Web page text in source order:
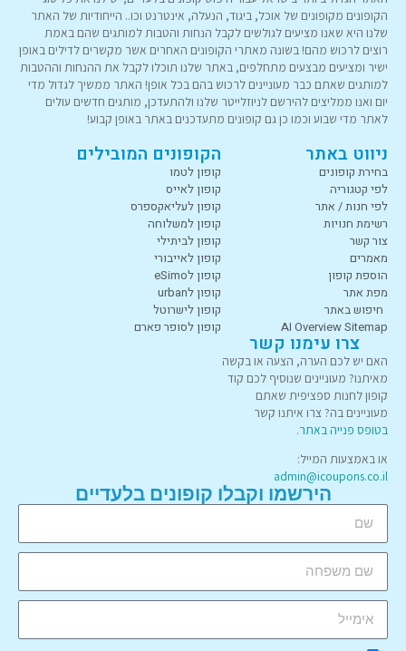
הקופונים מקופונים של אוכל, ביגוד, הנעלה, אינטרנט וכו.. הייחודיות של האתר
שלנו היא שאנו מציעים לגולשים לקבל הנחות והטבות למותגים שהם באמת
רוצים לרכוש מהם! בשונה מאתרי הקופונים האחרים אשר מקשרים לדילים באופן
ישיר ומציעים מבצעים מתחלפים, באתר שלנו תוכלו לקבל את ההנחות וההטבות
למותגים שאתם כבר מעוניינים לרכוש בהם בכל אופן! האתר ממשיך לגדול מדי
יום ואנו ממליצים להירשם לניוזלייטר שלנו ולהתעדכן, מותגים חדשים עולים
לאתר מדי שבוע וכמו כן גם קופונים מתעדכנים באתר באופן קבוע!
ניווט באתר
בחירת קופונים
לפי קטגוריה
לפי חנות / אתר
רשימת חנויות
צור קשר
מאמרים
הוספת קופון
מפת אתר
חיפוש באתר
AI Overview Sitemap
הקופונים המובילים
קופון לטמו
קופון לאייס
קופון לעליאקספרס
קופון למשלוחה
קופון לביתילי
קופון לאייבורי
קופון לeSimo
קופון לurban
קופון לישרוטל
קופון לסופר פארם
צרו עימנו קשר
האם יש לכם הערה, הצעה או בקשה
מאיתנו? מעוניינים שנוסיף לכם קוד
קופון לחנות ספציפית שאתם
מעוניינים בה? צרו איתנו קשר
בטופס פנייה באתר.
או באמצעות המייל:
admin@icoupons.co.il
הירשמו וקבלו קופונים בלעדיים